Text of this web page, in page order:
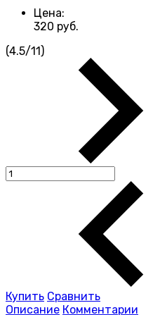
Цена:
320 руб.
(4.5/11)
Купить Сравнить
Описание Комментарии